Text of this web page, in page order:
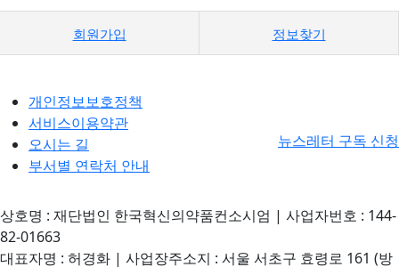
회원가입 정보찾기
개인정보보호정책
서비스이용약관
오시는 길
부서별 연락처 안내
뉴스레터 구독 신청
상호명 : 재단법인 한국혁신의약품컨소시엄 | 사업자번호 : 144-
82-01663
대표자명 : 허경화 | 사업장주소지 : 서울 서초구 효령로 161 (방